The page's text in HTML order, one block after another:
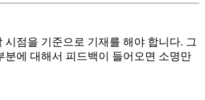
점을 기준으로 기재를 해야 합니다. 그
에 대해서 피드백이 들어오면 소명만